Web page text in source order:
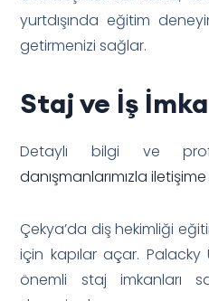
yurtdışında eğitim
getirmenizi sağlar.
Staj ve İş
Detaylı bilgi ve
danışmanlarımızla
Çekya’da diş hekimliği
için kapılar açar. Palacky
önemli staj imkanları